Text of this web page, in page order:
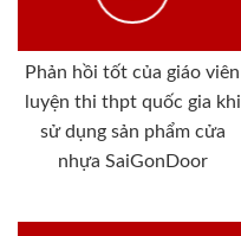
Phản hồi tốt của giáo viên
luyện thi thpt quốc gia khi
sử dụng sản phẩm cửa
nhựa SaiGonDoor